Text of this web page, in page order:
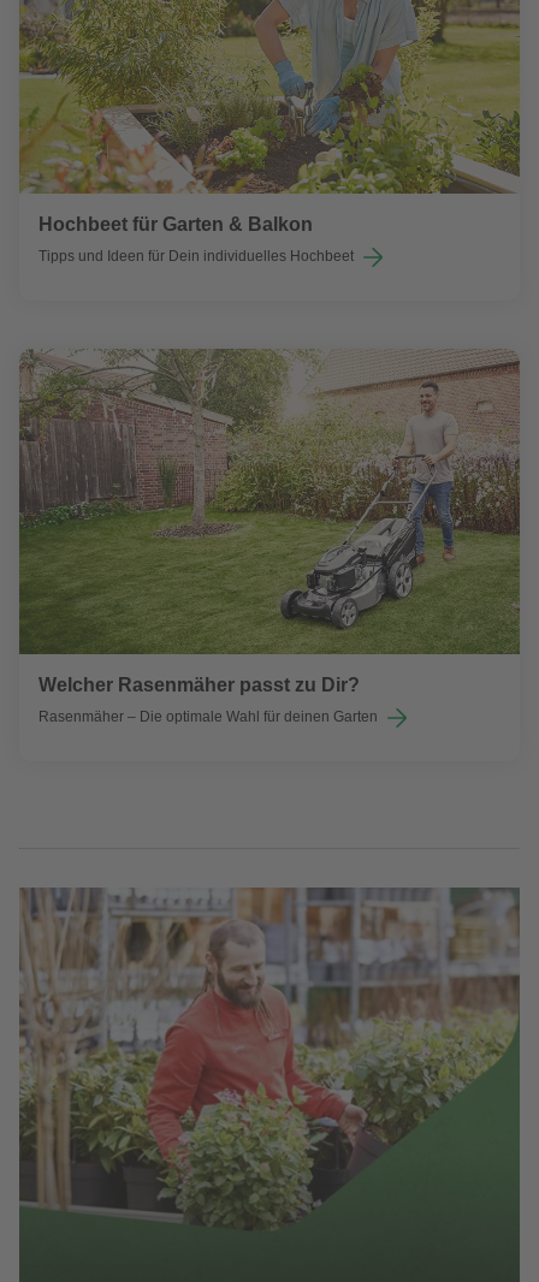
Hochbeet für Garten & Balkon
Tipps und Ideen für Dein individuelles Hochbeet
Welcher Rasenmäher passt zu Dir?
Rasenmäher – Die optimale Wahl für deinen Garten